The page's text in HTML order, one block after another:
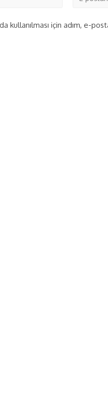
kullanılması için adım, e-